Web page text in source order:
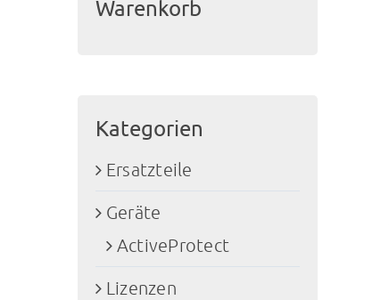
Warenkorb
Kategorien
Ersatzteile
Geräte
ActiveProtect
Lizenzen